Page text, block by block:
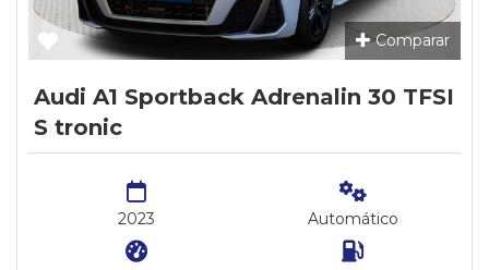
Comparar
Audi A1 Sportback Adrenalin 30 TFSI
S tronic
2023 Automático